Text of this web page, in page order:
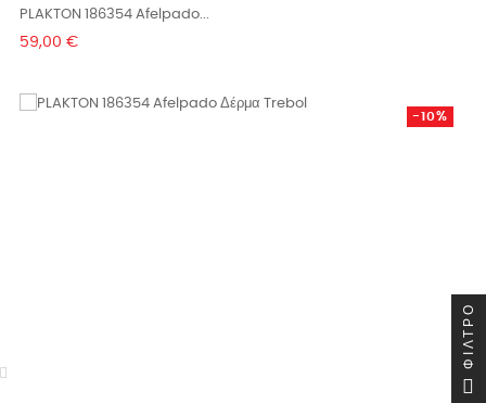
PLAKTON 186354 Afelpado...
Τιμή
59,00 €
-10%
ΦΊΛΤΡΟ